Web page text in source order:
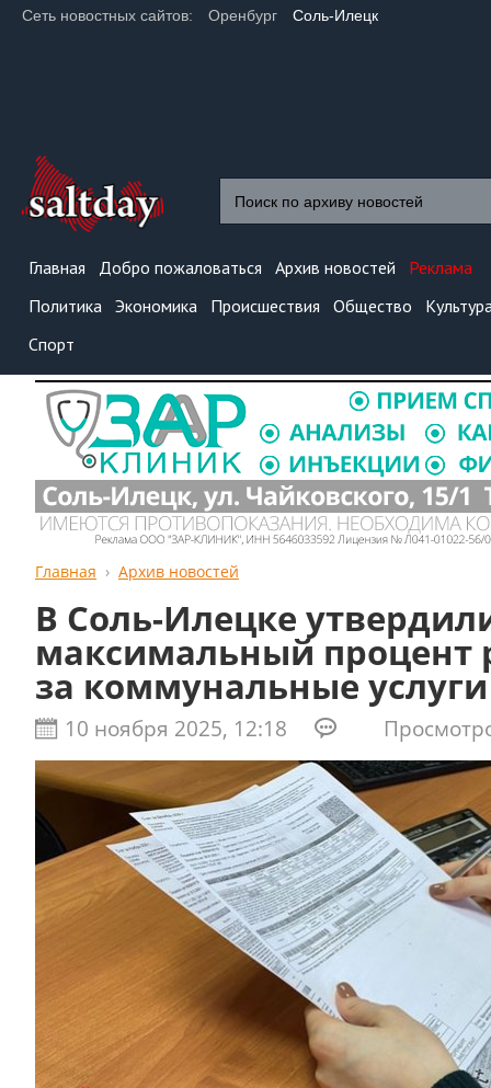
Сеть новостных сайтов: Оренбург Соль-Илецк
Главная Добро пожаловаться Архив новостей
Реклама
Политика Экономика Происшествия Общество
Спорт
Главная Архив новостей
В Соль-Илецке
максимальный процент
за коммунальные услуги
10 ноября 2025, 12:18